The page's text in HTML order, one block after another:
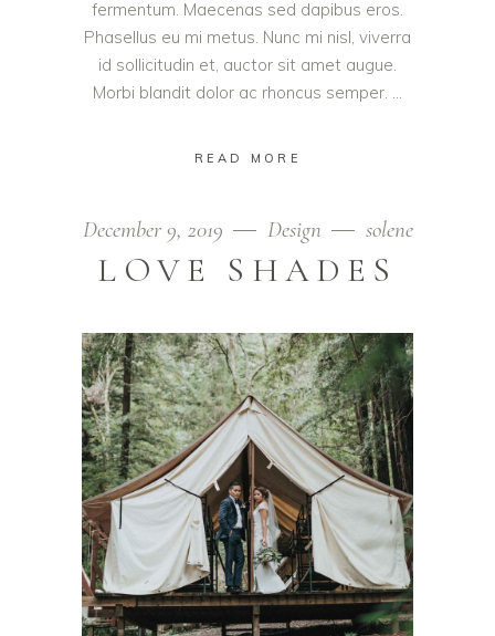
fermentum. Maecenas sed dapibus eros.
Phasellus eu mi metus. Nunc mi nisl, viverra
id sollicitudin et, auctor sit amet augue.
Morbi blandit dolor ac rhoncus semper.
READ MORE
December 9, 2019 Design solene
LOVE SHADES